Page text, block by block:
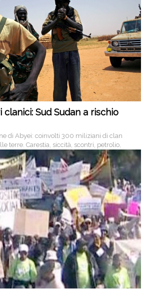
Sud Sudan a rischio
di Abyei: coinvolti 300 miliziani di clan
terre. Carestia, siccità, scontri, petrolio,
in Sud Sudan ci sono tutti gli elementi